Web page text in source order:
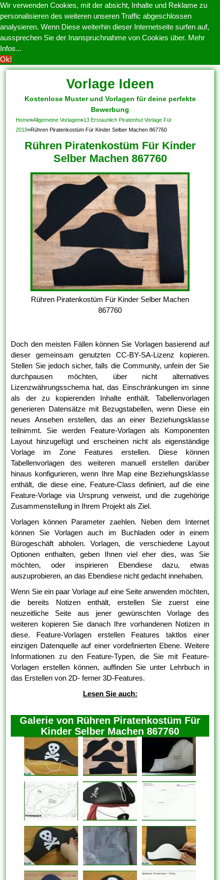
Wir verwenden Cookies, mit der absicht, Inhalte und Reklame zu
personalisieren des weiteren unseren Traffic abgeschlossen
analysieren. Wenn Diese weiterhin dieser Internetseite surfen auf,
aussprechen Sie der Inanspruchnahme von Cookies über. Mehr
Infos...
Ok!
Vorlage Ideen
Kostenlose Muster und Vorlagen für deine perfekte
Bewerbung
Home»Allgemeine Vorlagen»13 Erstaunlich Piratenhut Vorlage Für
2019»Rühren Piratenkostüm Für Kinder Selber Machen 867760
Rühren Piratenkostüm Für Kinder
Selber Machen 867760
Rühren Piratenkostüm Für Kinder Selber Machen
867760
Doch den meisten Fällen können Sie Vorlagen basierend auf
dieser gemeinsam genutzten CC-BY-SA-Lizenz kopieren.
Stellen Sie jedoch sicher, falls die Community, unfein der Sie
durchpausen möchten, über nicht alternatives
Lizenzwährungsschema hat, das Einschränkungen im sinne
als der zu kopierenden Inhalte enthält. Tabellenvorlagen
generieren Datensätze mit Bezugstabellen, wenn Diese ein
neues Ansehen erstellen, das an einer Beziehungsklasse
teilnimmt. Sie werden Feature-Vorlagen als Komponenten
Layout hinzugefügt und erscheinen nicht als eigenständige
Vorlage im Zone Features erstellen. Diese können
Tabellenvorlagen des weiteren manuell erstellen darüber
hinaus konfigurieren, wenn Ihre Map eine Beziehungsklasse
enthält, die diese eine, Feature-Class definiert, auf die eine
Feature-Vorlage via Ursprung verweist, und die zugehörige
Zusammenstellung in Ihrem Projekt als Ziel.
Vorlagen können Parameter zaehlen. Neben dem Internet
können Sie Vorlagen auch im Buchladen oder in einem
Bürogeschäft abholen. Vorlagen, die verschiedene Layout
Optionen enthalten, geben Ihnen viel eher dies, was Sie
möchten, oder inspirieren Ebendiese dazu, etwas
auszuprobieren, an das Ebendiese nicht gedacht innehaben.
Wenn Sie ein paar Vorlage auf eine Seite anwenden möchten,
die bereits Notizen enthält, erstellen Sie zuerst eine
neuzeitliche Seite aus jener gewünschten Vorlage des
weiteren kopieren Sie danach Ihre vorhandenen Notizen in
diese. Feature-Vorlagen erstellen Features taktlos einer
einzigen Datenquelle auf einer vordefinierten Ebene. Weitere
Informationen zu den Feature-Typen, die Sie mit Feature-
Vorlagen erstellen können, auffinden Sie unter Lehrbuch in
das Erstellen von 2D- ferner 3D-Features.
Lesen Sie auch:
Galerie von Rühren Piratenkostüm Für
Kinder Selber Machen 867760